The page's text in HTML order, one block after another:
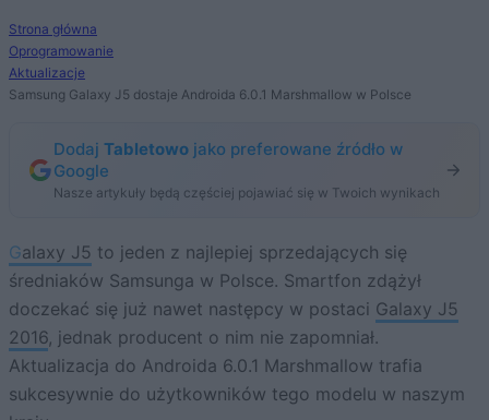
Strona główna
Oprogramowanie
Aktualizacje
Samsung Galaxy J5 dostaje Androida 6.0.1 Marshmallow w Polsce
Dodaj Tabletowo jako preferowane źródło w
Google
Nasze artykuły będą częściej pojawiać się w Twoich wynikach
Galaxy J5 to jeden z najlepiej sprzedających się
średniaków Samsunga w Polsce. Smartfon zdążył
doczekać się już nawet następcy w postaci Galaxy J5
2016, jednak producent o nim nie zapomniał.
Aktualizacja do Androida 6.0.1 Marshmallow trafia
sukcesywnie do użytkowników tego modelu w naszym